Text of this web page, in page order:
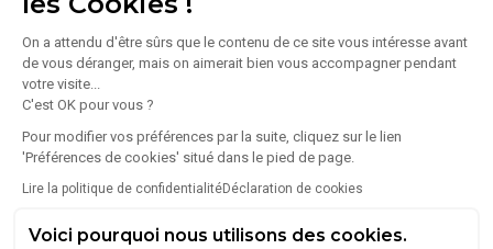
On a attendu d'être sûrs que le contenu de ce site vous intéresse avant
de vous déranger, mais on aimerait bien vous accompagner pendant
votre visite...
C'est OK pour vous ?
Pour modifier vos préférences par la suite, cliquez sur le lien
'Préférences de cookies' situé dans le pied de page.
Lire la politique de confidentialitéDéclaration de cookies
Voici pourquoi nous utilisons des cookies.
Indice d'émission de gaz à effet de serre (GES)
A
Émissions :
En savoir plus sur le bien